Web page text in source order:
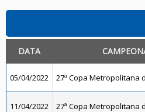
DATA
05/04/2022 27ª Copa Metropolitana
11/04/2022 27ª Copa Metropolitana